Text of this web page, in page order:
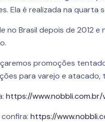
Ela é realizada na quarta
no Brasil depois de 2012
promoções
para varejo e atacado,
https://
confira:https://